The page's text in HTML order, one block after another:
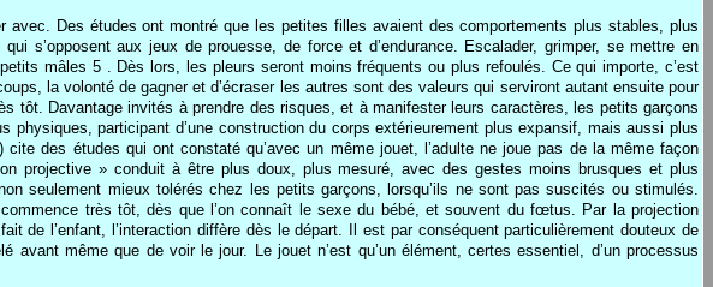
Des études ont montré que les petites filles avaient des comportements plus stables, plus
s’opposent aux jeux de prouesse, de force et d’endurance. Escalader, grimper, se mettre en
mâles 5 . Dès lors, les pleurs seront moins fréquents ou plus refoulés. Ce qui importe, c’est
la volonté de gagner et d’écraser les autres sont des valeurs qui serviront autant ensuite pour
tôt. Davantage invités à prendre des risques, et à manifester leurs caractères, les petits garçons
participant d’une construction du corps extérieurement plus expansif, mais aussi plus
des études qui ont constaté qu’avec un même jouet, l’adulte ne joue pas de la même façon
projective » conduit à être plus doux, plus mesuré, avec des gestes moins brusques et plus
seulement mieux tolérés chez les petits garçons, lorsqu’ils ne sont pas suscités ou stimulés.
très tôt, dès que l’on connaît le sexe du bébé, et souvent du fœtus. Par la projection
de l’enfant, l’interaction diffère dès le départ. Il est par conséquent particulièrement douteux de
même que de voir le jour. Le jouet n’est qu’un élément, certes essentiel, d’un processus